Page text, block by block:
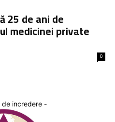
25 de ani de
medicinei private
0
de incredere -